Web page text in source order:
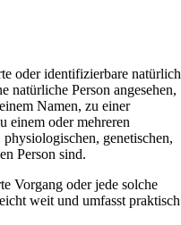
oder identifizierbare
natürliche Person angesehen,
Namen, zu einer
einem oder mehreren
genetischen,
Person sind.
Vorgang oder jede solche
weit und umfasst praktisch